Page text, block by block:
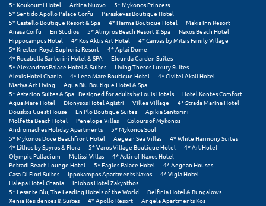
Υ
Ύδρα
Φ
Φιλιατρά Μεσσηνίας
Φλώρινα
Φοινικούντα
Χ
Χαλκίδα
5* Koukoumi Hotel
Artina Nuovo
5* Mykonos Princess
5* Sentido Apollo Palace Corfu
Paraskevas Boutique Hotel
5* Castello Boutique Resort & Spa
4* Harma Boutique Hotel
Makis Inn Resort
Anasa Corfu
Eri Studios 5* Almyros Beach Resort & Spa
Naxos Beach Hotel
Hippocampus Hotel
4* Kos Aktis Art Hotel
4* Canvas by Mitsis Family Village
5* Kresten Royal Euphoria Resort
4* Aplai Dome
4* Rocabella Santorini Hotel & SPA
Elounda Garden Suites
5* Alexandros Palace Hotel & Suites
Living Theros Luxury Suites
Alexis Hotel Chania
4* Lena Mare Boutique Hotel
4* Civitel Akali Hotel
Mariya Art Living
Aqua Blu Boutique Hotel & Spa
5* Asterion Suites & Spa - Designed for adults by Louis Hotels
Hotel Kontes Comfort
Aqua Mare Hotel
Dionysos Hotel Agistri Villea Village
4* Strada Marina Hotel
Douskos Guest House
En Plo Boutique Suites
Apikia Santorini
Molfetta Beach Hotel
Penelope Villas
Colours of Mykonos
Andromaches Holiday Apartments
5* Mykonos Soul
5* Mykonos Dove Beachfront Hotel
Aegean Sea Villas
4* White Harmony Suites
4* Lithos by Spyros & Flora
5* Varos Village Boutique Hotel
4* Art Hotel
Olympic Palladium
Melissi Villas
4* Astir of Naxos Hotel
Petradi Beach Lounge Hotel
5* Eagles Palace Hotel
4* Aegean Houses
Casa Di Fiori Suites
Ippokampos Apartments Naxos
4* Vigla Hotel
Halepa Hotel Chania
Iniohos Hotel Zakynthos
5* Lesante Blu, The Leading Hotels of the World
Delfinia Hotel & Bungalows
Xenia Residences & Suites
4* Apollo Resort
Angela Apartments Kos